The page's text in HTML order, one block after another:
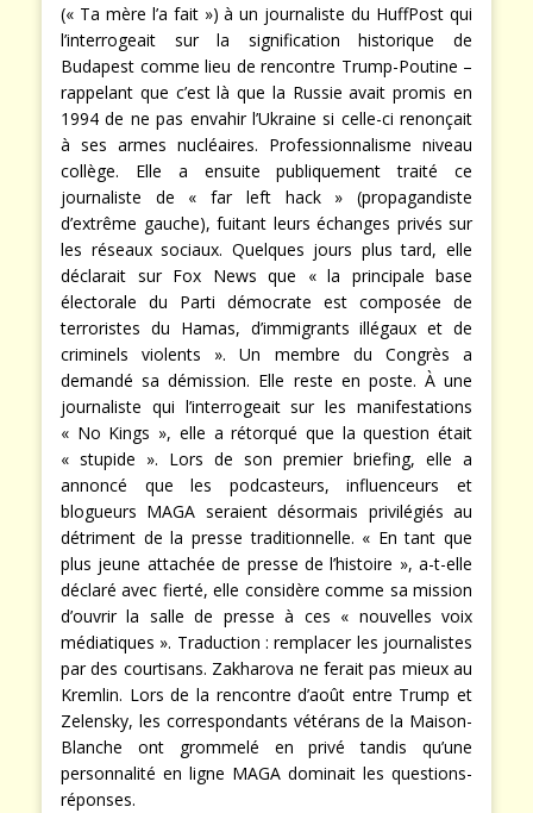
(« Ta mère l’a fait ») à un journaliste du HuffPost qui
l’interrogeait sur la signification historique de
Budapest comme lieu de rencontre Trump-Poutine –
rappelant que c’est là que la Russie avait promis en
1994 de ne pas envahir l’Ukraine si celle-ci renonçait
à ses armes nucléaires. Professionnalisme niveau
collège. Elle a ensuite publiquement traité ce
journaliste de « far left hack » (propagandiste
d’extrême gauche), fuitant leurs échanges privés sur
les réseaux sociaux. Quelques jours plus tard, elle
déclarait sur Fox News que « la principale base
électorale du Parti démocrate est composée de
terroristes du Hamas, d’immigrants illégaux et de
criminels violents ». Un membre du Congrès a
demandé sa démission. Elle reste en poste. À une
journaliste qui l’interrogeait sur les manifestations
« No Kings », elle a rétorqué que la question était
« stupide ». Lors de son premier briefing, elle a
annoncé que les podcasteurs, influenceurs et
blogueurs MAGA seraient désormais privilégiés au
détriment de la presse traditionnelle. « En tant que
plus jeune attachée de presse de l’histoire », a-t-elle
déclaré avec fierté, elle considère comme sa mission
d’ouvrir la salle de presse à ces « nouvelles voix
médiatiques ». Traduction : remplacer les journalistes
par des courtisans. Zakharova ne ferait pas mieux au
Kremlin. Lors de la rencontre d’août entre Trump et
Zelensky, les correspondants vétérans de la Maison-
Blanche ont grommelé en privé tandis qu’une
personnalité en ligne MAGA dominait les questions-
réponses.